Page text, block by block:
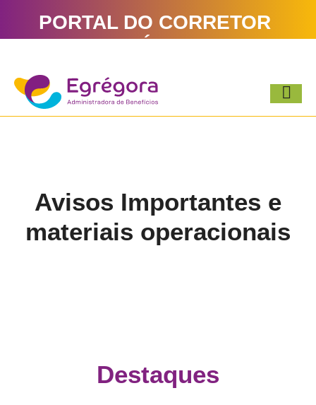
PORTAL DO CORRETOR
EGRÉGORA
Avisos Importantes e
materiais operacionais
Destaques